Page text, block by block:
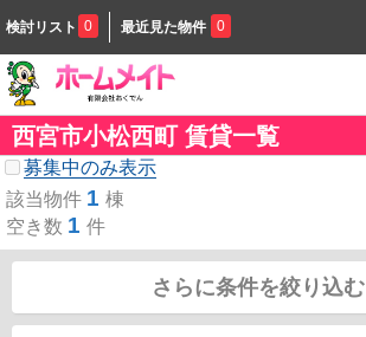
検討リスト 0 最近見た物件 0
西宮市小松西町 賃貸一覧
募集中のみ表示
該当物件 1 棟
空き数 1 件
さらに条件を絞り込む